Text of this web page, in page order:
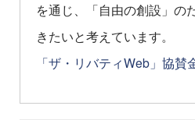
を通じ、「自由の創設」の
きたいと考えています。
「ザ・リバティWeb」協賛